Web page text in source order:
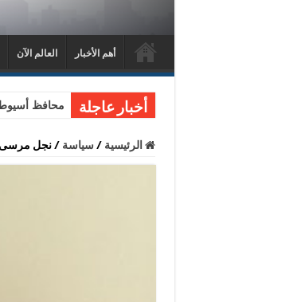
أهم الأخبار العالم الآن
أخبار عاجلة محافظ أسيوط
الرئيسية /سياسة /نجل مرسى